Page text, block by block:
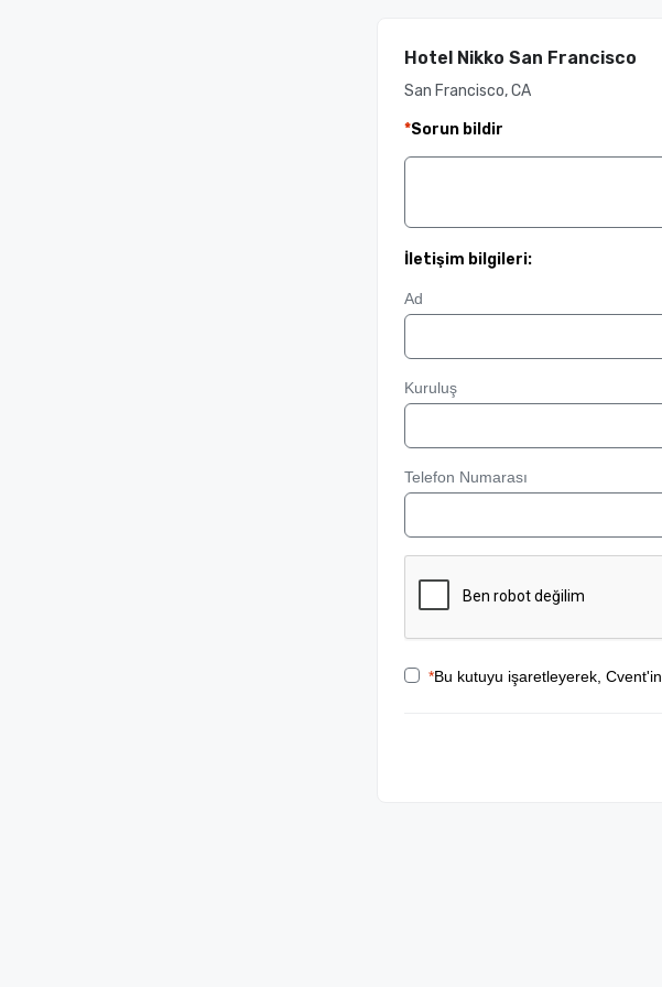
Hotel Nikko San Francisco
San Francisco, CA
*Sorun bildir
İletişim bilgileri:
Ad
Kuruluş
Telefon Numarası
*Bu kutuyu işaretleyerek, Cvent'in